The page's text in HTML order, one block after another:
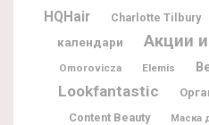
HQHair Charlotte Tilbury
календари
Акции
Omorovicza
Elemis
Lookfantastic
Content Beauty
Маска